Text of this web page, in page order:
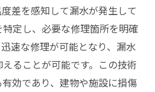
差を感知して漏水が発生して
定し、必要な修理箇所を明確
速な修理が可能となり、漏水
ることが可能です。この技術
効であり、建物や施設に損傷